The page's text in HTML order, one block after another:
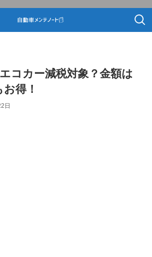
コカー減税対象？金額は
得！
日